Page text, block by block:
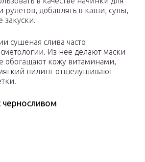
рулетов, добавлять в каши, супы,
закуски.
сушеная слива часто
Из нее делают маски
обогащают кожу витаминами,
пилинг отшелушивают